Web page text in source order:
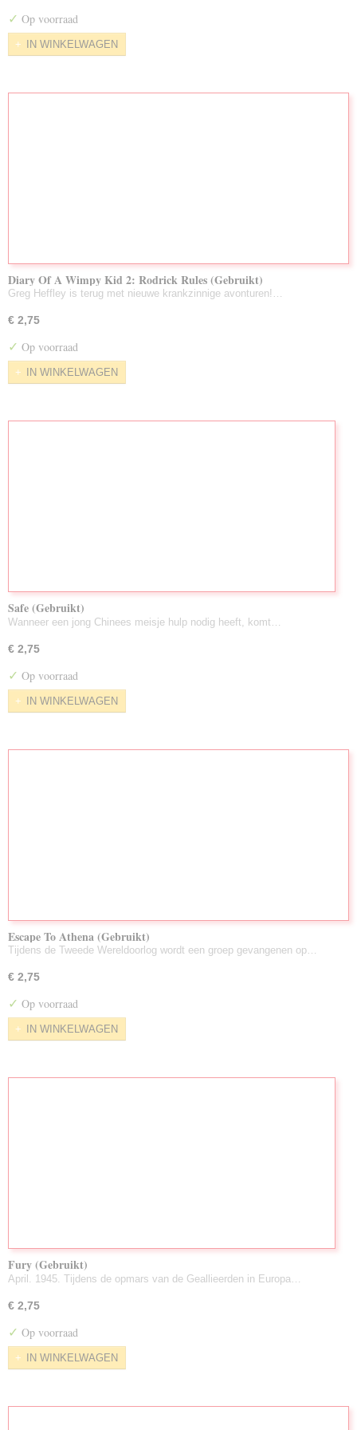
LuisterBoeken Gebruikt
Zeldzame DVD's
✓ Op voorraad
IN WINKELWAGEN
Diary Of A Wimpy Kid 2: Rodrick Rules (Gebruikt)
Greg Heffley is terug met nieuwe krankzinnige avonturen!…
€ 2,75
✓ Op voorraad
IN WINKELWAGEN
Safe (Gebruikt)
Wanneer een jong Chinees meisje hulp nodig heeft, komt…
€ 2,75
✓ Op voorraad
IN WINKELWAGEN
Escape To Athena (Gebruikt)
Tijdens de Tweede Wereldoorlog wordt een groep gevangenen op…
€ 2,75
✓ Op voorraad
IN WINKELWAGEN
Fury (Gebruikt)
April. 1945. Tijdens de opmars van de Geallieerden in Europa…
€ 2,75
✓ Op voorraad
IN WINKELWAGEN